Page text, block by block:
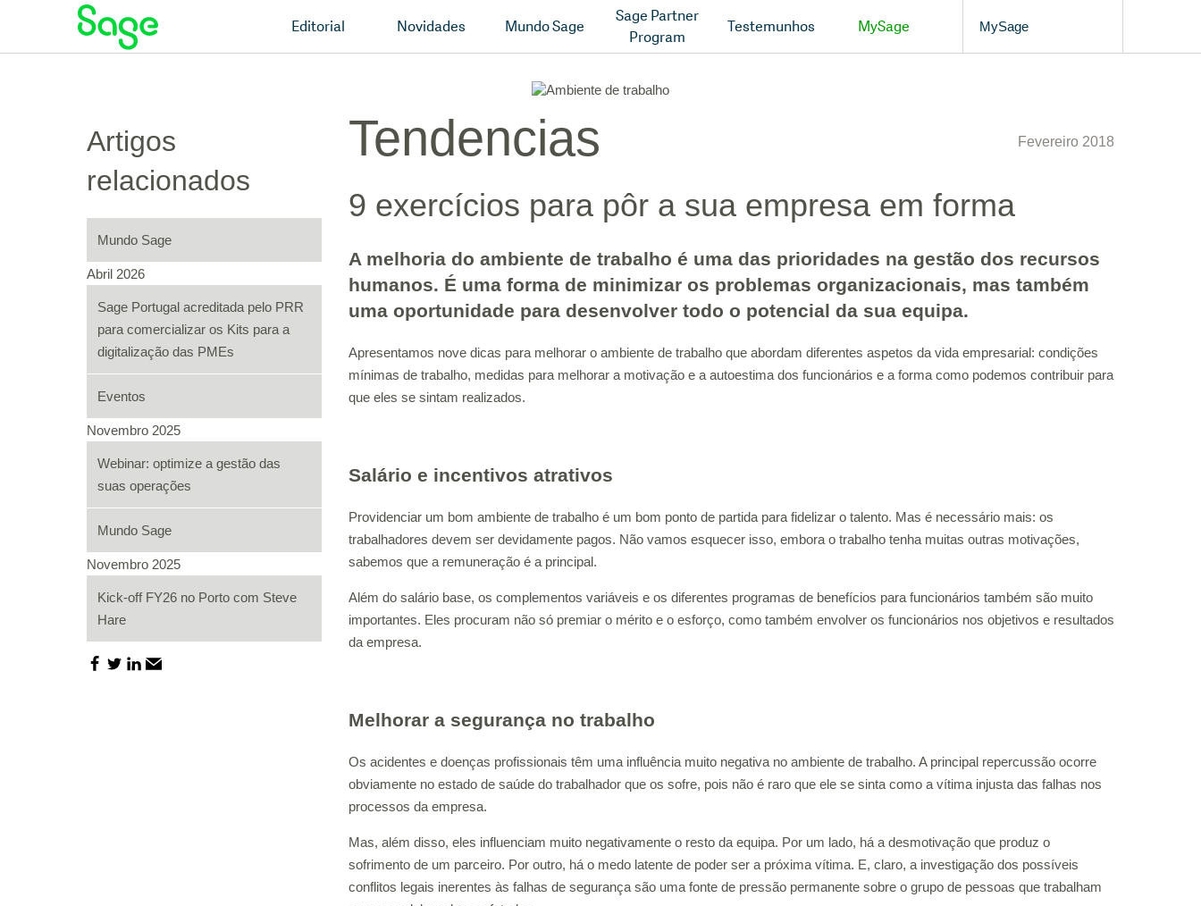
Editorial Novidades Mundo Sage
Sage Partner
Program
Testemunhos MySage MySage
Tendencias Fevereiro 2018
9 exercícios para pôr a sua empresa em forma
A melhoria do ambiente de trabalho é uma das prioridades na gestão dos recursos
humanos. É uma forma de minimizar os problemas organizacionais, mas também
uma oportunidade para desenvolver todo o potencial da sua equipa.
Apresentamos nove dicas para melhorar o ambiente de trabalho que abordam diferentes aspetos da vida empresarial: condições
mínimas de trabalho, medidas para melhorar a motivação e a autoestima dos funcionários e a forma como podemos contribuir para
que eles se sintam realizados.
Salário e incentivos atrativos
Providenciar um bom ambiente de trabalho é um bom ponto de partida para fidelizar o talento. Mas é necessário mais: os
trabalhadores devem ser devidamente pagos. Não vamos esquecer isso, embora o trabalho tenha muitas outras motivações,
sabemos que a remuneração é a principal.
Além do salário base, os complementos variáveis ​​e os diferentes programas de benefícios para funcionários também são muito
importantes. Eles procuram não só premiar o mérito e o esforço, como também envolver os funcionários nos objetivos e resultados
da empresa.
Melhorar a segurança no trabalho
Os acidentes e doenças profissionais têm uma influência muito negativa no ambiente de trabalho. A principal repercussão ocorre
obviamente no estado de saúde do trabalhador que os sofre, pois não é raro que ele se sinta como a vítima injusta das falhas nos
processos da empresa.
Mas, além disso, eles influenciam muito negativamente o resto da equipa. Por um lado, há a desmotivação que produz o
sofrimento de um parceiro. Por outro, há o medo latente de poder ser a próxima vítima. E, claro, a investigação dos possíveis
conflitos legais inerentes às falhas de segurança são uma fonte de pressão permanente sobre o grupo de pessoas que trabalham
Artigos
relacionados
Mundo Sage
Abril 2026
Sage Portugal acreditada pelo PRR
para comercializar os Kits para a
digitalização das PMEs
Eventos
Novembro 2025
Webinar: optimize a gestão das
suas operações
Mundo Sage
Novembro 2025
Kick-off FY26 no Porto com Steve
Hare